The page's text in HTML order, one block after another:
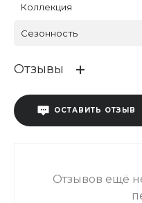
Коллекция
Сезонность
Отзывы
ОСТАВИТЬ ОТЗЫВ
Отзывов ещё